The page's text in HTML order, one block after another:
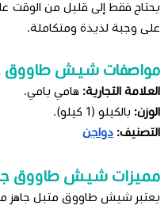
يحتاج فقط إلى قليل من الوقت
على وجبة لذيذة ومتكاملة.
مواصفات شيش طاووق
العلامة التجارية: هامي يامي.
الوزن: بالكيلو (1 كيلو).
التصنيف: دواجن
مميزات شيش طاووق
يعتبر شيش طاووق متبل جاهز